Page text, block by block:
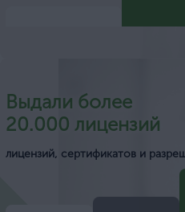
Выдали более
20.000 лицензий
лицензий, сертификатов и